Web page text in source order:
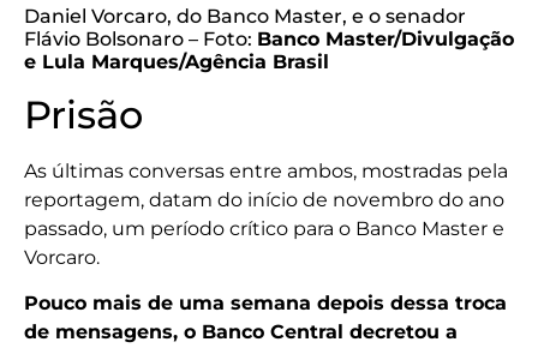
Daniel Vorcaro, do Banco Master, e o senador
Flávio Bolsonaro – Foto: Banco Master/Divulgação
e Lula Marques/Agência Brasil
Prisão
As últimas conversas entre ambos, mostradas pela
reportagem, datam do início de novembro do ano
passado, um período crítico para o Banco Master e
Vorcaro.
Pouco mais de uma semana depois dessa troca
de mensagens, o Banco Central decretou a